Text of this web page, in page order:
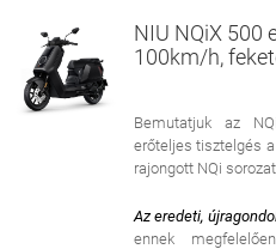
NIU NQiX 500
100km/h,
Bemutatjuk az
erőteljes tisztelgés
rajongott NQi
Az eredeti,
ennek